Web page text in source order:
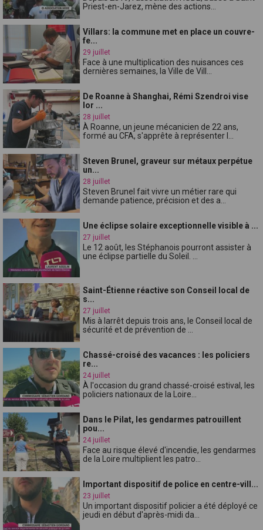
Priest-en-Jarez, mène des actions...
Villars: la commune met en place un couvre-
fe...
29 juillet
Face à une multiplication des nuisances ces
dernières semaines, la Ville de Vill...
De Roanne à Shanghai, Rémi Szendroi vise
lor ...
28 juillet
À Roanne, un jeune mécanicien de 22 ans,
formé au CFA, s'apprête à représenter l...
Steven Brunel, graveur sur métaux perpétue
un...
28 juillet
Steven Brunel fait vivre un métier rare qui
demande patience, précision et des a...
Une éclipse solaire exceptionnelle visible à ...
27 juillet
Le 12 août, les Stéphanois pourront assister à
une éclipse partielle du Soleil. ...
Saint-Étienne réactive son Conseil local de
s...
27 juillet
Mis à larrêt depuis trois ans, le Conseil local de
sécurité et de prévention de ...
Chassé-croisé des vacances : les policiers
re...
24 juillet
À l'occasion du grand chassé-croisé estival, les
policiers nationaux de la Loire...
Dans le Pilat, les gendarmes patrouillent
pou...
24 juillet
Face au risque élevé d'incendie, les gendarmes
de la Loire multiplient les patro...
Important dispositif de police en centre-vill...
23 juillet
Un important dispositif policier a été déployé ce
jeudi en début d'après-midi da...